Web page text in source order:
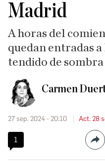
Madrid
A horas del
quedan entradas
tendido de sombra
Carmen
27 sep. 2024 - 20:10 Act. 28
1